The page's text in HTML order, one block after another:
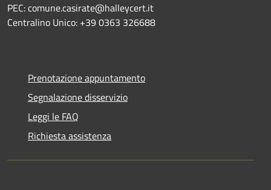
PEC: comune.casirate@halleycert.it
Centralino Unico: +39 0363 326688
Prenotazione appuntamento
Segnalazione disservizio
Leggi le FAQ
Richiesta assistenza